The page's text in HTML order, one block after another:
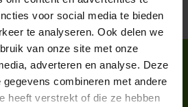
voor social media te bieden
te analyseren. Ook delen we
van onze site met onze
adverteren en analyse. Deze
combineren met andere
heeft verstrekt of die ze hebben